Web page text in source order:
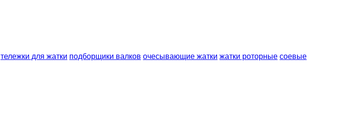
тележки для жатки подборщики валков очесывающие жатки жатки роторные соевые